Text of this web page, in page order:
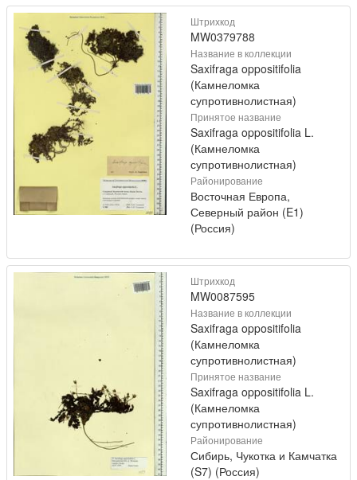
Штрихкод
MW0379788
Название в коллекции
Saxifraga oppositifolia
(Камнеломка
супротивнолистная)
Принятое название
Saxifraga oppositifolia L.
(Камнеломка
супротивнолистная)
Районирование
Восточная Европа,
Северный район (E1)
(Россия)
Штрихкод
MW0087595
Название в коллекции
Saxifraga oppositifolia
(Камнеломка
супротивнолистная)
Принятое название
Saxifraga oppositifolia L.
(Камнеломка
супротивнолистная)
Районирование
Сибирь, Чукотка и Камчатка
(S7) (Россия)